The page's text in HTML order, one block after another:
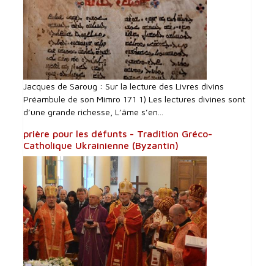
Jacques de Saroug : Sur la lecture des Livres divins
Préambule de son Mimro 171 1) Les lectures divines sont
d’une grande richesse, L’âme s’en...
prière pour les défunts - Tradition Gréco-
Catholique Ukrainienne (Byzantin)